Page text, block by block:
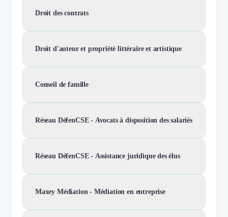
Droit des contrats
Droit d'auteur et propriété littéraire et artistique
Conseil de famille
Réseau DéfenCSE - Avocats à disposition des salariés
Réseau DéfenCSE - Assistance juridique des élus
Maxey Médiation - Médiation en entreprise